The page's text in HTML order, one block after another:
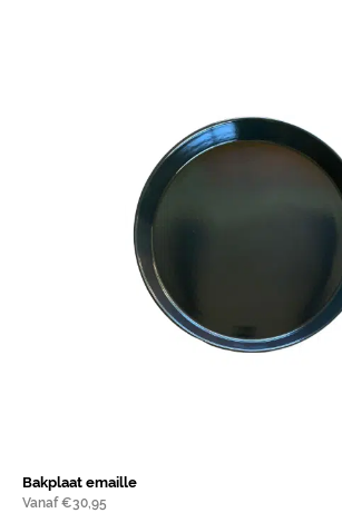
Bakplaat emaille
Vanaf €30,95